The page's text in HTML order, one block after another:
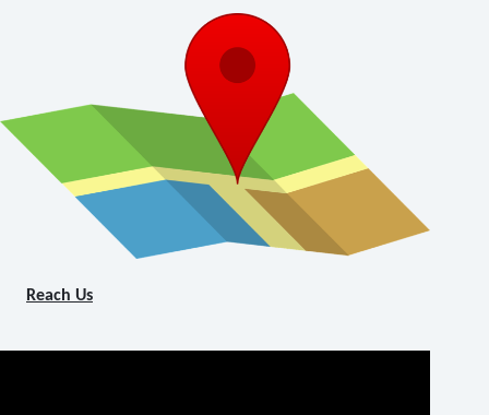
Reach Us